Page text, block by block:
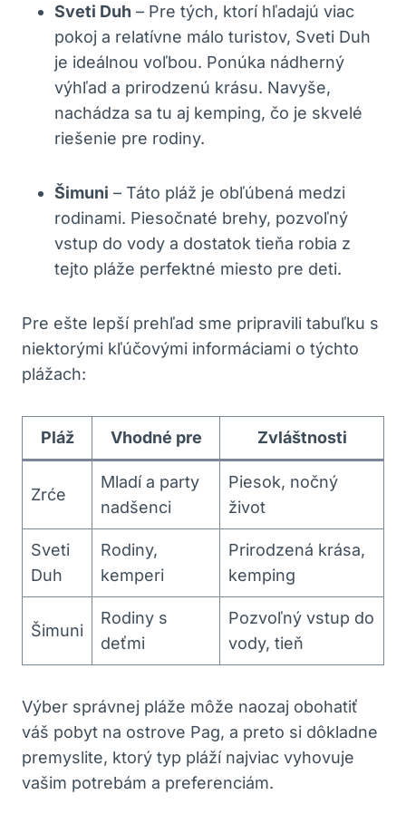
Sveti Duh – Pre tých, ktorí hľadajú viac
pokoj a relatívne málo turistov, Sveti Duh
je ideálnou voľbou. Ponúka nádherný
výhľad a prirodzenú krásu. Navyše,
nachádza sa tu aj kemping, čo je skvelé
riešenie pre rodiny.
Šimuni – Táto pláž je obľúbená medzi
rodinami. Piesočnaté brehy, pozvoľný
vstup do vody a dostatok tieňa robia z
tejto pláže perfektné miesto pre deti.
Pre ešte lepší prehľad sme pripravili tabuľku s
niektorými kľúčovými informáciami o týchto
plážach:
Pláž Vhodné pre Zvláštnosti
Zrće
Mladí a party
nadšenci
Piesok, nočný
život
Sveti
Duh
Rodiny,
kemperi
Prirodzená krása,
kemping
Šimuni
Rodiny s
deťmi
Pozvoľný vstup do
vody, tieň
Výber správnej pláže môže naozaj obohatiť
váš pobyt na ostrove Pag, a preto si dôkladne
premyslite, ktorý typ pláží najviac vyhovuje
vašim potrebám a preferenciám.